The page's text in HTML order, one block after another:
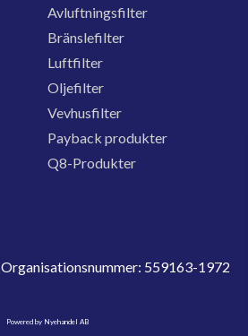
Avluftningsfilter
Bränslefilter
Luftfilter
Oljefilter
Vevhusfilter
Payback produkter
Q8-Produkter
Organisationsnummer: 559163-1972
Powered by Nyehandel AB